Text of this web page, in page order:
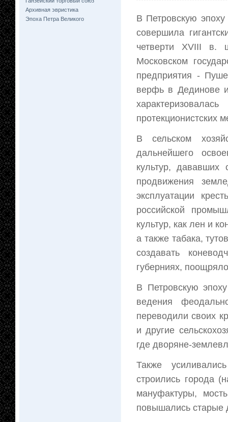
Архивная эвристика
Эпоха Петра Великого
В Петровскую
совершила
четверти XVIII в.
Московском
предприятия -
верфь в Дединове
протекционистских
В сельском
дальнейшего
культур, дававших
продвижения
эксплуатации
российской
культур, как лен и
а также табака,
создавать
губерниях,
В Петровскую
ведения
переводили своих
и другие
где дворяне-
Также
строились города
мануфактуры,
повышались старые